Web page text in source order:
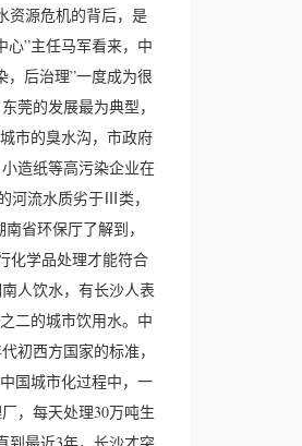
资源危机的背后，是
心”主任马军看来，中
，后治理”一度成为很
莞的发展最为典型，
市的臭水沟，市政府
造纸等高污染企业在
河流水质劣于Ⅲ类，
省环保厅了解到，
化学品处理才能符合
人饮水，有长沙人表
二的城市饮用水。中
初西方国家的标准，
国城市化过程中，一
，每天处理30万吨生